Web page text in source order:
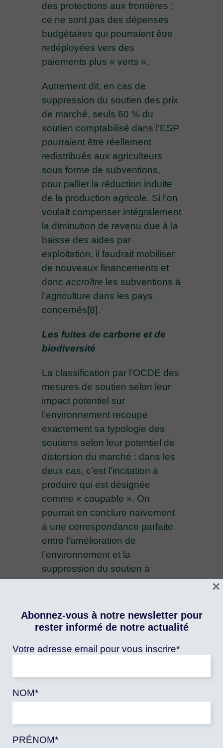
des protections aux frontières ;
ce ne sont pas des dépenses
budgétaires qui pourraient être
redéployées vers des
paiements plus « verts ».
Autrement dit, en cas de
suppression du soutien des prix
de marché, seuls 60 % du
soutien comptabilisé dans l’ESP
pourraient être réellement
redistribués aux agriculteurs
sous forme de subventions,
pour pallier la réduction induite
de la production agricole. Si l’on
voulait compenser intégralement
la diminution de revenu due à la
baisse des aides par
exploitation, il faudrait mobiliser
de nouveaux financements et
donc accroître les subventions à
l’agriculture dans les pays
concernés[8].
Les fuites de carbone et de
biodiversité
La classification par l’OCDE des
mesures de soutien selon leur
impact potentiel sur
l’environnement recoupe
exactement sa typologie des
soutiens selon leur potentiel de
distorsion du marché : dans les
deux cas, c’est l’incitation à
produire qui est désignée
comme « coupable ». On
pourrait en conclure naïvement
à une correspondance parfaite
entre l’amélioration de
l’environnement et la
suppression du soutien à
l’agriculture. Il n’en est rien.
les mesures de soutien les plus
entraînerait une augmentation
produits agricoles et une
produits. Si, par exemple,
Abonnez-vous à notre newsletter pour
rester informé de notre actualité
Votre adresse email pour vous inscrire*
NOM*
PRÉNOM*
×